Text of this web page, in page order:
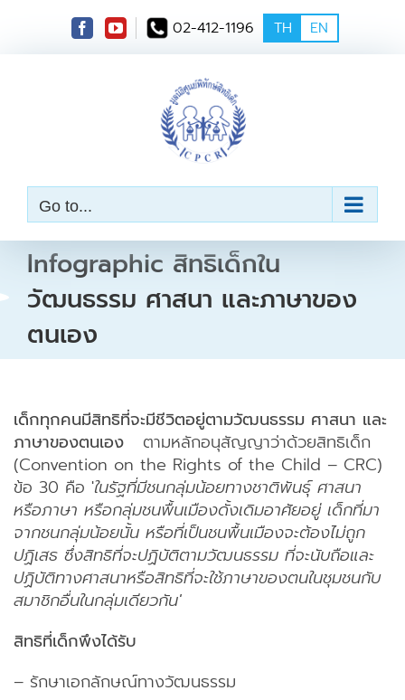
t
02-412-1196 TH EN
Go to...
Infographic สิทธิเด็กใน
วัฒนธรรม ศาสนา และภาษาของ
ตนเอง
เด็กทุกคนมีสิทธิที่จะมีชีวิตอยู่ตามวัฒนธรรม ศาสนา และ
ภาษาของตนเอง
ตามหลักอนุสัญญาว่าด้วยสิทธิเด็ก
(Convention on the Rights of the Child – CRC)
ข้อ 30 คือ 'ในรัฐที่มีชนกลุ่มน้อยทางชาติพันธุ์ ศาสนา
หรือภาษา หรือกลุ่มชนพื้นเมืองดั้งเดิมอาศัยอยู่ เด็กที่มา
จากชนกลุ่มน้อยนั้น หรือที่เป็นชนพื้นเมืองจะต้องไม่ถูก
ปฏิเสธ ซึ่งสิทธิที่จะปฏิบัติตามวัฒนธรรม ที่จะนับถือและ
ปฏิบัติทางศาสนาหรือสิทธิที่จะใช้ภาษาของตนในชุมชนกับ
สมาชิกอื่นในกลุ่มเดียวกัน'
สิทธิที่เด็กพึงได้รับ
– รักษาเอกลักษณ์ทางวัฒนธรรม